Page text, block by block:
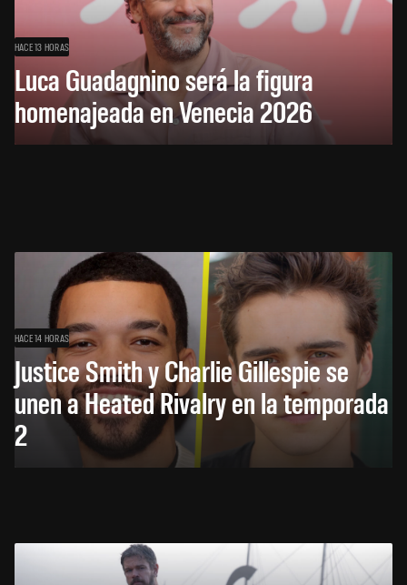
HACE 13 HORAS
Luca Guadagnino será la figura
homenajeada en Venecia 2026
HACE 14 HORAS
Justice Smith y Charlie Gillespie se
unen a Heated Rivalry en la temporada
2